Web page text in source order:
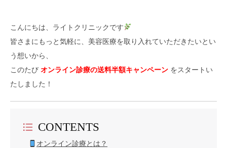
こんにちは、ライトクリニックです
皆さまにもっと気軽に、美容医療を取り入れていただきたいとい
う想いから、
このたび オンライン診療の送料半額キャンペーン をスタートい
たしました！
CONTENTS
オンライン診療とは？